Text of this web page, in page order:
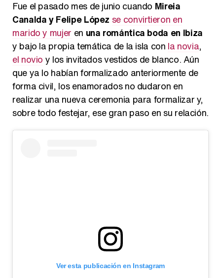
Fue el pasado mes de junio cuando Mireia
Canalda y Felipe López se convirtieron en
marido y mujer en una romántica boda en Ibiza
y bajo la propia temática de la isla con la novia,
el novio y los invitados vestidos de blanco. Aún
que ya lo habían formalizado anteriormente de
forma civil, los enamorados no dudaron en
realizar una nueva ceremonia para formalizar y,
sobre todo festejar, ese gran paso en su relación.
Ver esta publicación en Instagram